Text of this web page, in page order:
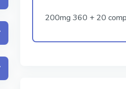
200mg 360 + 20